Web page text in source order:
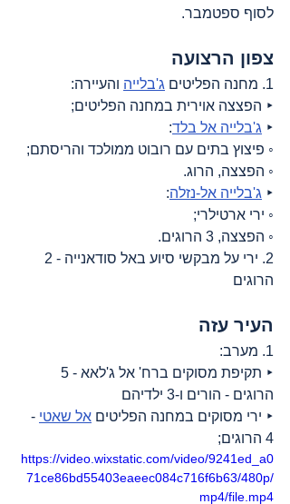
לסוף ספטמבר.
צפון הרצועה
1. מחנה הפליטים ג'בלייה והעיירה:
‣ הפצצה אוירית במחנה הפליטים;
‣ ג'בלייה אל בלד:
◦ פיצוץ בתים עם רובוט ממולכד והריסתם;
◦ הפצצה, הרוג.
‣ ג'בלייה אל-נזלה:
◦ ירי ארטילרי;
◦ הפצצה, 3 הרוגים.
הרוגים
העיר עזה
1. מערב:
הרוגים - הורים ו-3 ילדיהם
‣ ירי מסוקים במחנה הפליטים אל שאטי -
4 הרוגים;
https://video.wixstatic.com/video/9241ed_a0
71ce86bd55403eaeec084c716f6b63/480p/
mp4/file.mp4